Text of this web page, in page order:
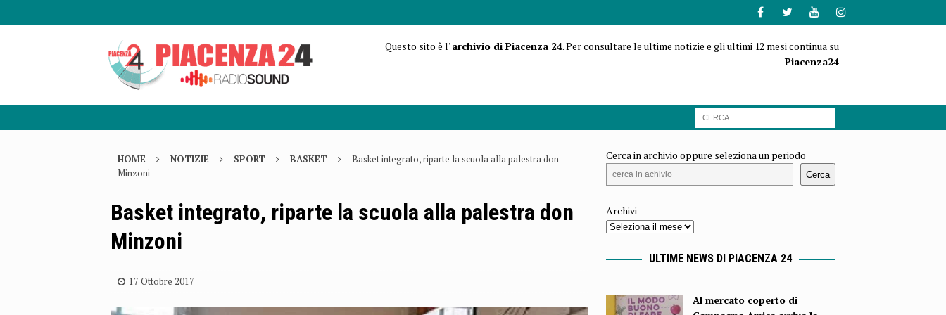
Questo sito è l'archivio di Piacenza 24. Per consultare le ultime notizie e gli ultimi 12 mesi continua su
Piacenza24
HOME NOTIZIE SPORT BASKET
Basket integrato, riparte la scuola alla palestra don
Minzoni
Basket integrato, riparte la scuola alla palestra don
Minzoni
17 Ottobre 2017
Cerca in archivio oppure seleziona un periodo
Cerca
Archivi
ULTIME NEWS DI PIACENZA 24
Al mercato coperto di